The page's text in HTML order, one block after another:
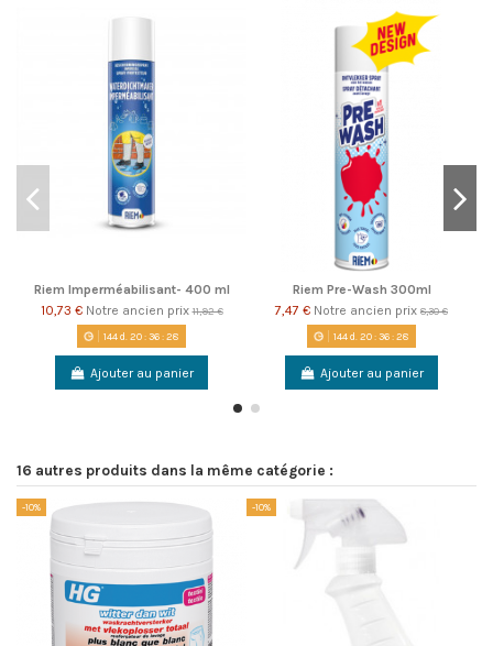
Riem Imperméabilisant- 400 ml
10,73 € Notre ancien prix11,92 €
144d. 20:36:28
Ajouter au panier
Riem Pre-Wash 300ml
7,47 € Notre ancien prix 8,30 €
144d. 20:36:28
Ajouter au panier
16 autres produits dans la même catégorie :
-10% -10%